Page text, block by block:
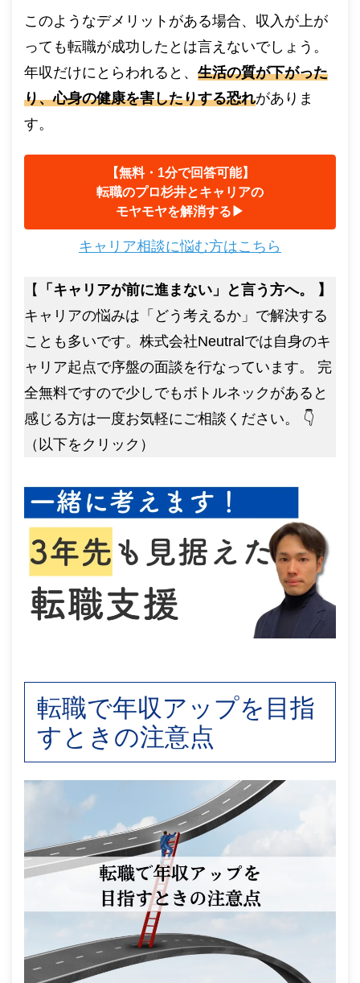
このようなデメリットがある場合、収入が上が
っても転職が成功したとは言えないでしょう。
年収だけにとらわれると、 生活の質が下がった
り、心身の健康を害したりする恐れがありま
す。
【無料・1分で回答可能】
転職のプロ杉井とキャリアの
モヤモヤを解消する▶︎
キャリア相談に悩む方はこちら
【
「キャリアが前に進まない」と言う方へ。 】
キャリアの悩みは「どう考えるか」で解決する
ことも多いです。株式会社Neutralでは自身のキ
ャリア起点で序盤の面談を行なっています。 完
全無料ですので少しでもボトルネックがあると
感じる方は一度お気軽にご相談ください。 👇
（以下をクリック）
転職で年収アップを目指
すときの注意点